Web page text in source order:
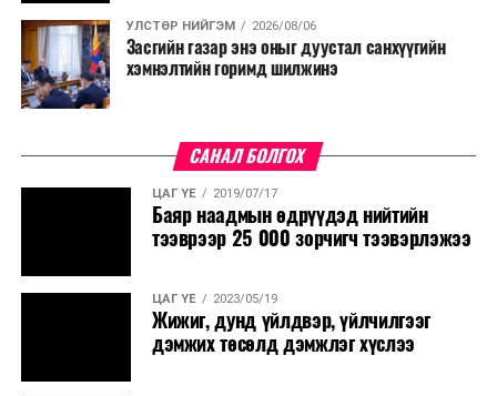
УЛСТӨР НИЙГЭМ 2026/08/06
Засгийн газар энэ оныг дуустал санхүүгийн
хэмнэлтийн горимд шилжинэ
САНАЛ БОЛГОХ
ЦАГ ҮЕ 2019/07/17
Баяр наадмын өдрүүдэд нийтийн
тээврээр 25 000 зорчигч тээвэрлэжээ
ЦАГ ҮЕ 2023/05/19
Жижиг, дунд үйлдвэр, үйлчилгээг
дэмжих төсөлд дэмжлэг хүслээ